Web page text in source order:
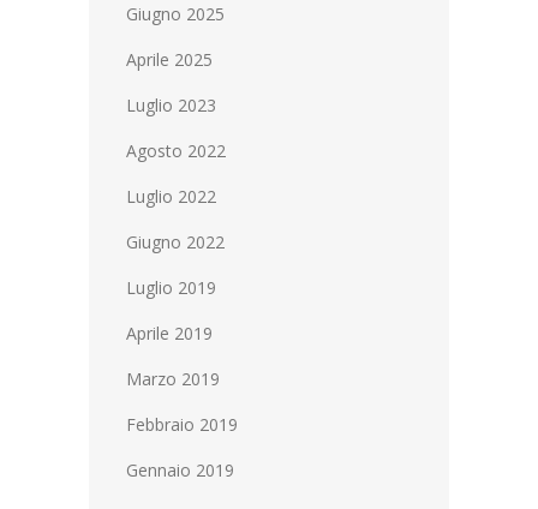
Giugno 2025
Aprile 2025
Luglio 2023
Agosto 2022
Luglio 2022
Giugno 2022
Luglio 2019
Aprile 2019
Marzo 2019
Febbraio 2019
Gennaio 2019